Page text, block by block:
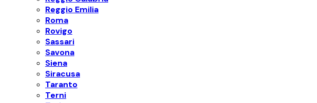
Reggio Emilia
Roma
Rovigo
Sassari
Savona
Siena
Siracusa
Taranto
Terni